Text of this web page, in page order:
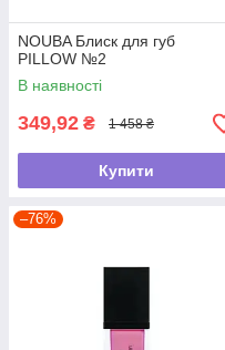
NOUBA Блиск для губ
PILLOW №2
В наявності
349,92 ₴ 1 458 ₴
Купити
–76%